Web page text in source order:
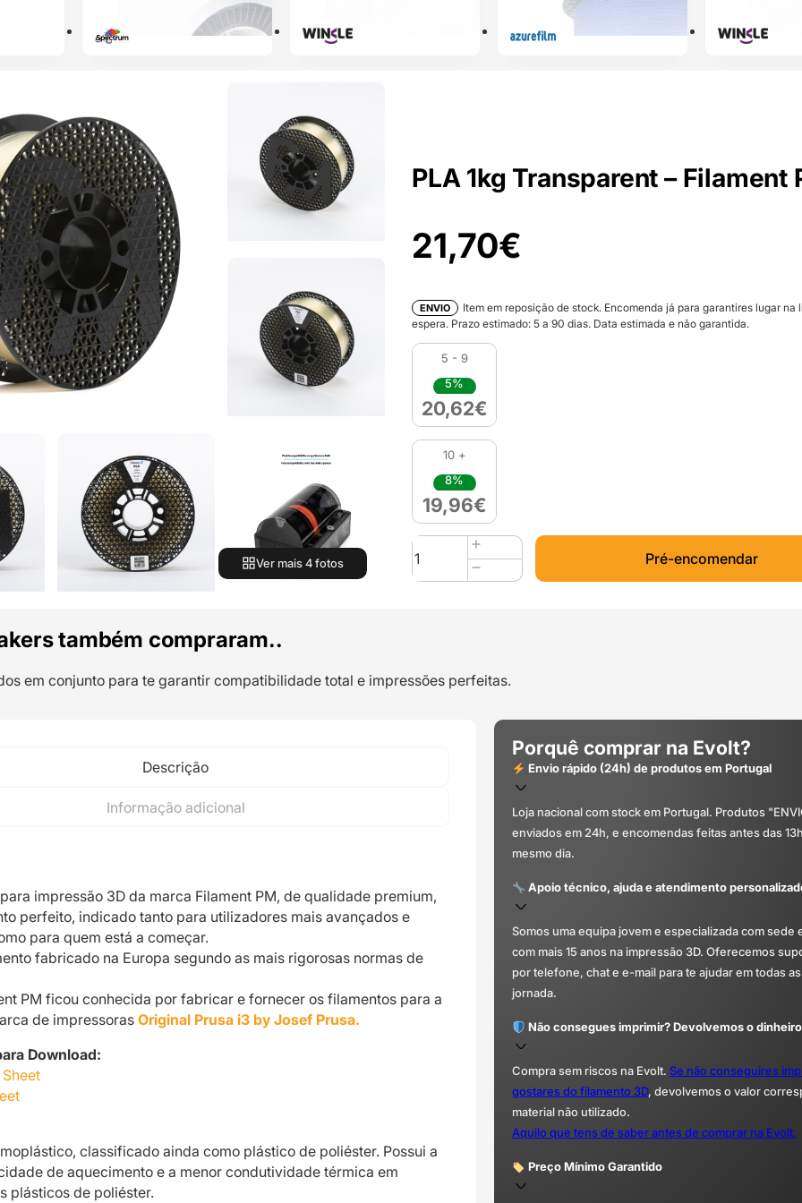
PLA 1kg Transparent – Filament
21,70€
ENVIO
Item em reposição de stock. Encomenda já para garantires lugar na
espera. Prazo estimado: 5 a 90 dias. Data estimada e não garantida.
5 - 9
5%
20,62€
10 +
8%
19,96€
Quantidade
de
PLA
PM
Pré-encomendar
Ver mais 4 fotos
também compraram..
em conjunto para te garantir compatibilidade total e impressões perfeitas.
Descrição
Informação adicional
impressão 3D da marca Filament PM, de qualidade premium,
perfeito, indicado tanto para utilizadores mais avançados e
para quem está a começar.
fabricado na Europa segundo as mais rigorosas normas de
PM ficou conhecida por fabricar e fornecer os filamentos para a
de impressoras Original Prusa i3 by Josef Prusa.
Download:
classificado ainda como plástico de poliéster. Possui a
de aquecimento e a menor condutividade térmica em
plásticos de poliéster.
Porquê comprar na Evolt?
Envio rápido (24h) de produtos em Portugal
Loja nacional com stock em Portugal. Produtos
enviados em 24h, e encomendas feitas antes das
mesmo dia.
Apoio técnico, ajuda e atendimento
Somos uma equipa jovem e especializada com sede
com mais 15 anos na impressão 3D. Oferecemos
por telefone, chat e e-mail para te ajudar em todas
jornada.
Não consegues imprimir? Devolvemos o
Compra sem riscos na Evolt. Se não conseguires
gostares do filamento 3D, devolvemos o valor
material não utilizado.
Aquilo que tens de saber antes de comprar na Evolt.
Preço Mínimo Garantido